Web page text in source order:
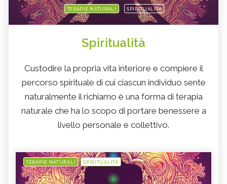
TERAPIE NATURALI SPIRITUALITÀ
Spiritualità
Custodire la propria vita interiore e compiere il
percorso spirituale di cui ciascun individuo sente
naturalmente il richiamo è una forma di terapia
naturale che ha lo scopo di portare benessere a
livello personale e collettivo.
TERAPIE NATURALI SPIRITUALITÀ